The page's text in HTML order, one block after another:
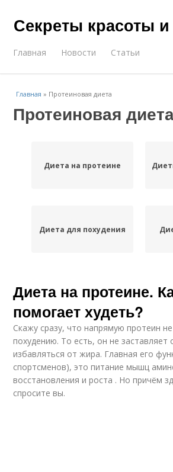
Секреты красоты
Главная Новости Статьи
Главная » Протеиновая диета
Протеиновая
Диета на протеине
Диета для похудения
Диета на протеине.
помогает худеть?
Скажу сразу, что напрямую протеин
похудению. То есть, он не заставляет
избавляться от жира. Главная его
спортсменов), это питание мышц
восстановления и роста . Но причём
спросите вы.